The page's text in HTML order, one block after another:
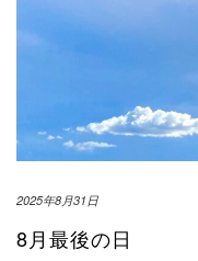
2025年8月31日
8月最後の日